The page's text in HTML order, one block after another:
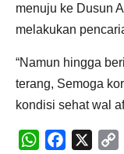
menuju ke Dusun
melakukan
“Namun hingga
terang, Semoga
kondisi sehat wal